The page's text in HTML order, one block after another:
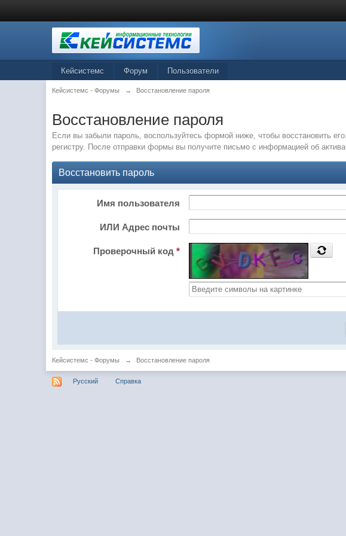
Кейсистемс Форум Пользователи
Кейсистемс - Форумы → Восстановление пароля
Восстановление пароля
Если вы забыли пароль, воспользуйтесь формой ниже, чтобы восстановить
регистру. После отправки формы вы получите письмо с информацией об
Восстановить пароль
Имя пользователя
ИЛИ Адрес почты
Проверочный код*
Кейсистемс - Форумы → Восстановление пароля
Русский Справка